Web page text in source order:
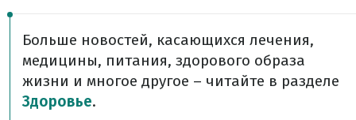
Больше новостей, касающихся лечения,
медицины, питания, здорового образа
жизни и многое другое – читайте в разделе
Здоровье.